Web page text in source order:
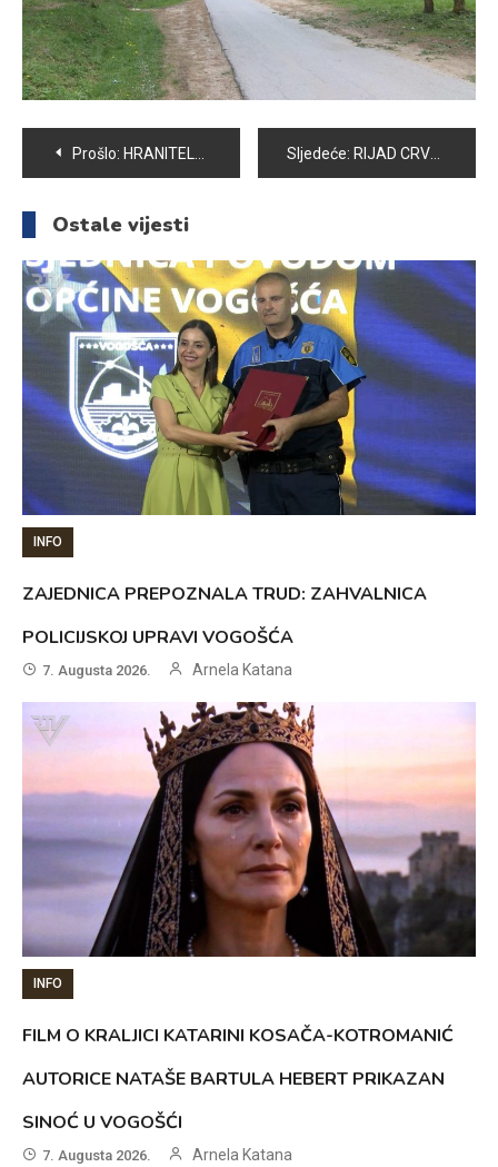
Navigacija
članaka
Prošlo: HRANITELJSTVO-BRIGA O DJECI I ODRASLIM OSOBAMA Sljedeće: RIJAD CRVENJAK, USPJEŠAN STUDENT PRAVNOG FAKULTETA I ČLAN STUDENTSKOG PARLAMENTA
Ostale vijesti
INFO
ZAJEDNICA PREPOZNALA TRUD: ZAHVALNICA
POLICIJSKOJ UPRAVI VOGOŠĆA
7. Augusta 2026. Arnela Katana
INFO
FILM O KRALJICI KATARINI KOSAČA-KOTROMANIĆ
AUTORICE NATAŠE BARTULA HEBERT PRIKAZAN
SINOĆ U VOGOŠĆI
7. Augusta 2026. Arnela Katana